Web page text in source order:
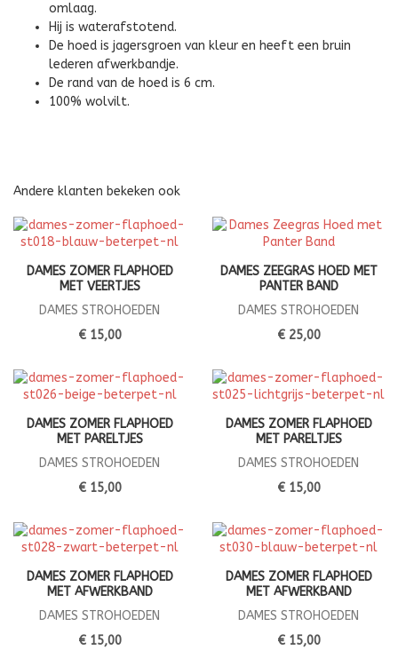
omlaag.
Hij is waterafstotend.
De hoed is jagersgroen van kleur en heeft een bruin
lederen afwerkbandje.
De rand van de hoed is 6 cm.
100% wolvilt.
Andere klanten bekeken ook
DAMES ZOMER FLAPHOED
MET VEERTJES
DAMES STROHOEDEN
€ 15,00
DAMES ZEEGRAS HOED MET
PANTER BAND
DAMES STROHOEDEN
€ 25,00
DAMES ZOMER FLAPHOED
MET PARELTJES
DAMES STROHOEDEN
€ 15,00
DAMES ZOMER FLAPHOED
MET PARELTJES
DAMES STROHOEDEN
€ 15,00
DAMES ZOMER FLAPHOED
MET AFWERKBAND
DAMES STROHOEDEN
€ 15,00
DAMES ZOMER FLAPHOED
MET AFWERKBAND
DAMES STROHOEDEN
€ 15,00